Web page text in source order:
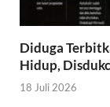
Diduga
Hidup,
18 Juli 2026